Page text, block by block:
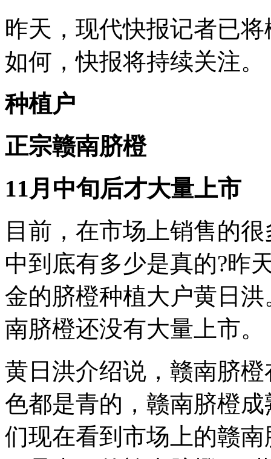
昨天，现代快报记者已
如何，快报将持续关注。
种植户
正宗赣南脐橙
11月中旬后才大量上市
目前，在市场上销售的
中到底有多少是真的?昨
金的脐橙种植大户黄日
南脐橙还没有大量上市。
黄日洪介绍说，赣南脐
色都是青的，赣南脐橙
们现在看到市场上的赣